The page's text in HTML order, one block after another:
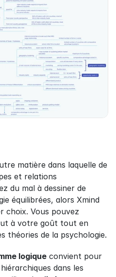
matière dans laquelle de
et relations
du mal à dessiner de
équilibrées, alors Xmind
choix. Vous pouvez
à votre goût tout en
théories de la psychologie.
logique convient pour
dans les